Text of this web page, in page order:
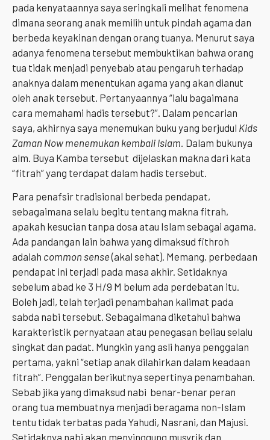
pada kenyataannya saya seringkali melihat fenomena
dimana seorang anak memilih untuk pindah agama dan
berbeda keyakinan dengan orang tuanya. Menurut saya
adanya fenomena tersebut membuktikan bahwa orang
tua tidak menjadi penyebab atau pengaruh terhadap
anaknya dalam menentukan agama yang akan dianut
oleh anak tersebut. Pertanyaannya “lalu bagaimana
cara memahami hadis tersebut?”. Dalam pencarian
saya, akhirnya saya menemukan buku yang berjudul Kids
Zaman Now menemukan kembali Islam Dalam bukunya
alm. Buya Kamba tersebut dijelaskan makna dari kata
“fitrah” yang terdapat dalam hadis tersebut.
Para penafsir tradisional berbeda pendapat,
sebagaimana selalu begitu tentang makna fitrah,
apakah kesucian tanpa dosa atau Islam sebagai agama.
Ada pandangan lain bahwa yang dimaksud fithroh
adalah common sense(akal sehat). Memang, perbedaan
pendapat ini terjadi pada masa akhir. Setidaknya
sebelum abad ke 3 H/9 M belum ada perdebatan itu.
Boleh jadi, telah terjadi penambahan kalimat pada
sabda nabi tersebut. Sebagaimana diketahui bahwa
karakteristik pernyataan atau penegasan beliau selalu
singkat dan padat. Mungkin yang asli hanya penggalan
pertama, yakni “setiap anak dilahirkan dalam keadaan
fitrah”. Penggalan berikutnya sepertinya penambahan.
Sebab jika yang dimaksud nabi benar-benar peran
orang tua membuatnya menjadi beragama non-Islam
tentu tidak terbatas pada Yahudi, Nasrani, dan Majusi.
Setidaknya nabi akan menyinggung musyrik dan